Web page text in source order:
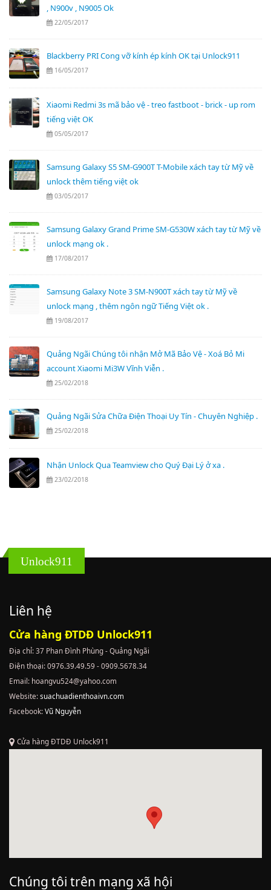
, N900v , N9005 Ok
22/05/2017
Blackberry PRI Cong vỡ kính ép kính OK tại Unlock911
16/05/2017
Xiaomi Redmi 3s mã bảo vệ - treo fastboot - brick - up rom
tiếng việt OK
05/05/2017
Samsung Galaxy S5 SM-G900T T-Mobile xách tay từ Mỹ về
unlock thêm tiếng việt ok
03/05/2017
Samsung Galaxy Grand Prime SM-G530W xách tay từ Mỹ về
unlock mạng ok .
17/08/2017
Samsung Galaxy Note 3 SM-N900T xách tay từ Mỹ về
unlock mạng , thêm ngôn ngữ Tiếng Việt ok .
19/08/2017
Quảng Ngãi Chúng tôi nhận Mở Mã Bảo Vệ - Xoá Bỏ Mi
account Xiaomi Mi3W Vĩnh Viễn .
25/02/2018
Quảng Ngãi Sửa Chữa Điện Thoại Uy Tín - Chuyên Nghiệp .
25/02/2018
Nhận Unlock Qua Teamview cho Quý Đại Lý ở xa .
23/02/2018
Unlock911
Liên hệ
Cửa hàng ĐTDĐ Unlock911
Địa chỉ: 37 Phan Đình Phùng - Quảng Ngãi
Điện thoại: 0976.39.49.59 - 0909.5678.34
Email: hoangvu524@yahoo.com
Website:suachuadienthoaivn.com
Facebook:Vũ Nguyễn
Cửa hàng ĐTDĐ Unlock911
Chúng tôi trên mạng xã hội